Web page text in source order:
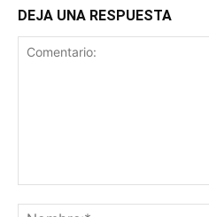
DEJA UNA RESPUESTA